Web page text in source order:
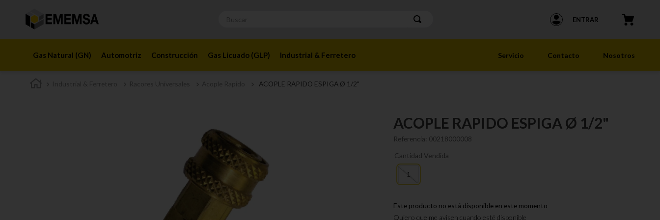
ENTRAR
Gas Natural (GN) Automotriz Construcción Gas Licuado (GLP) Industrial & Ferretero Servicio Contacto Nosotros
ACOPLE RAPIDO ESPIGA Ø 1/2"
ACOPLE RAPIDO ESPIGA Ø 1/2"
Referencia: 00218000008
Cantidad Vendida
1
Este producto no está disponible en este momento
Quiero que me avisen cuando esté disponible